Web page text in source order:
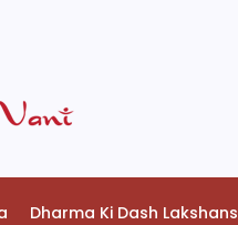
Dharma Ki Dash Lakshans